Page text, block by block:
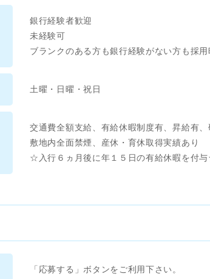
銀行経験者歓迎
未経験可
ブランクのある方も銀行経験がない方も採
土曜・日曜・祝日
交通費全額支給、有給休暇制度有、昇給有
敷地内全面禁煙、産休・育休取得実績あり
☆入行６ヵ月後に年１５日の有給休暇を付
「応募する」ボタンをご利用下さい。